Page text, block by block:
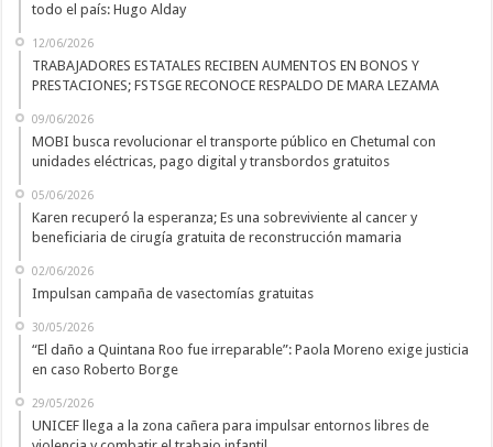
todo el país: Hugo Alday
12/06/2026
TRABAJADORES ESTATALES RECIBEN AUMENTOS EN BONOS Y
PRESTACIONES; FSTSGE RECONOCE RESPALDO DE MARA LEZAMA
09/06/2026
MOBI busca revolucionar el transporte público en Chetumal con
unidades eléctricas, pago digital y transbordos gratuitos
05/06/2026
Karen recuperó la esperanza; Es una sobreviviente al cancer y
beneficiaria de cirugía gratuita de reconstrucción mamaria
02/06/2026
Impulsan campaña de vasectomías gratuitas
30/05/2026
“El daño a Quintana Roo fue irreparable”: Paola Moreno exige justicia
en caso Roberto Borge
29/05/2026
UNICEF llega a la zona cañera para impulsar entornos libres de